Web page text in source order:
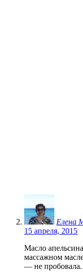
Елена
15 апреля, 2015
Масло
массажном
— не